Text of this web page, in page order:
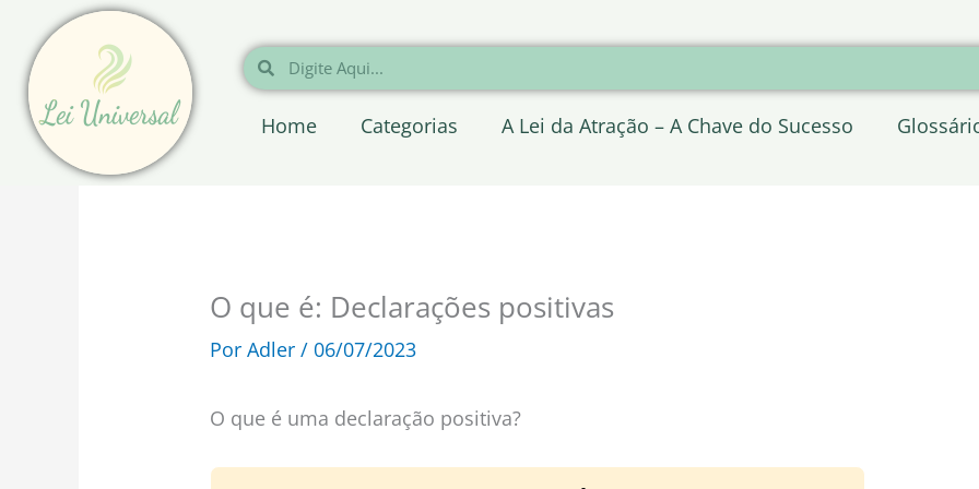
para
conteúdo
Pesquisar
Pesquisar
Home Categorias A Lei da Atração – A Chave do Sucesso
O que é: Declarações positivas
PorAdler/ 06/07/2023
O que é uma declaração positiva?